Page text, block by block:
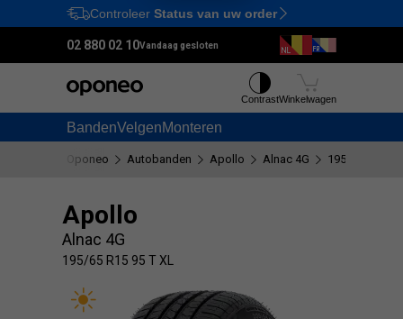
Ctrl M
Controleer Status van uw order
02 880 02 10Vandaag gesloten
BandenVelgenMonteren
ContrastWinkelwagen
Oponeo Autobanden Apollo Alnac 4G 195/65 R15 95
Apollo
Alnac 4G
195/65 R15 95 T XL